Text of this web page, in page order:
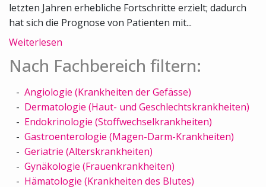
letzten Jahren erhebliche Fortschritte erzielt; dadurch
hat sich die Prognose von Patienten mit...
Weiterlesen
Nach Fachbereich filtern:
Angiologie (Krankheiten der Gefässe)
Dermatologie (Haut- und Geschlechtskrankheiten)
Endokrinologie (Stoffwechselkrankheiten)
Gastroenterologie (Magen-Darm-Krankheiten)
Geriatrie (Alterskrankheiten)
Gynäkologie (Frauenkrankheiten)
Hämatologie (Krankheiten des Blutes)